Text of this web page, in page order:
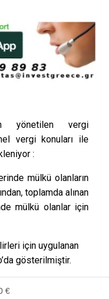
yönetilen vergi
vergi konuları ile
:
mülkü olanların
toplamda alınan
mülkü olanlar için
için uygulanan
gösterilmiştir.
€